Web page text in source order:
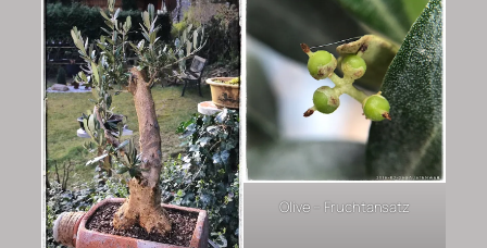
Olive – Fruchtansatz